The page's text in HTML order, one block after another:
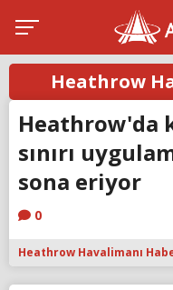
Heathrow
Heathrow'da
sınırı
sona eriyor
0
Heathrow Havalimanı